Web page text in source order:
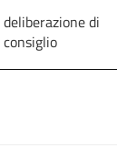
deliberazione di
consiglio